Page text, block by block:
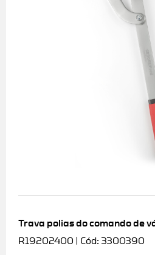
Trava polias do comando de
R19202400 | Cód: 3300390